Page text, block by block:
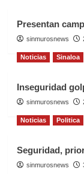
Presentan
sinmurosnews
Noticias Sinaloa
Inseguridad
sinmurosnews
Noticias Politica
Seguridad,
sinmurosnews